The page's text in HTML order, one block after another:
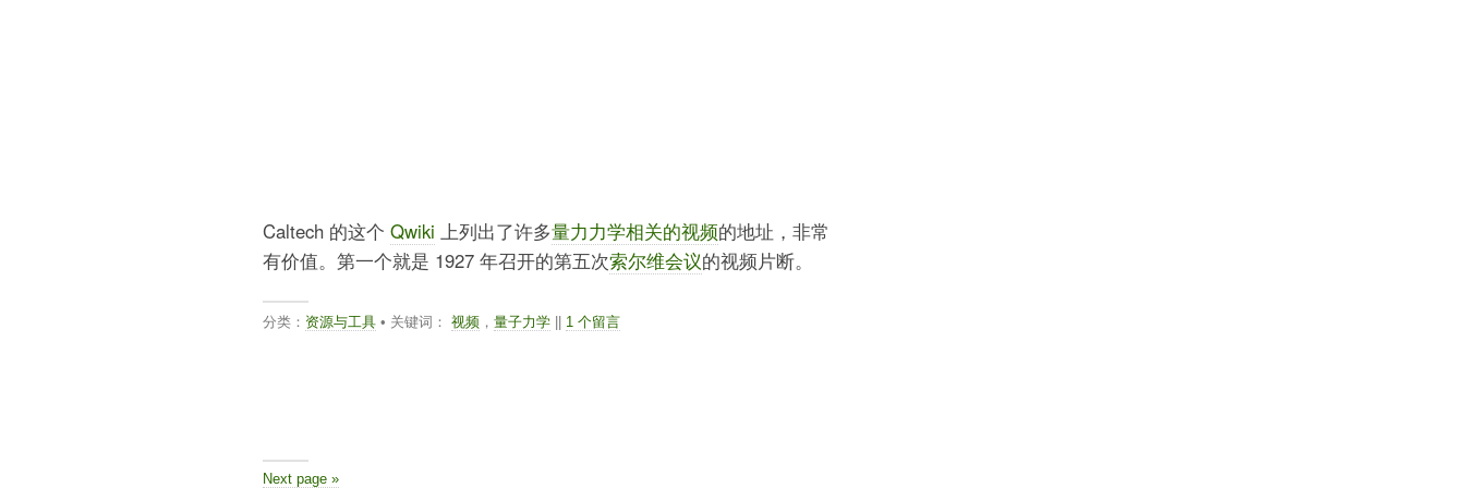
Caltech 的这个 Qwiki 上列出了许多量力力学相关的视频的地址，非常
有价值。第一个就是 1927 年召开的第五次索尔维会议的视频片断。
分类： 资源与工具• 关键词： 视频， 量子力学|| 1 个留言
Next page »